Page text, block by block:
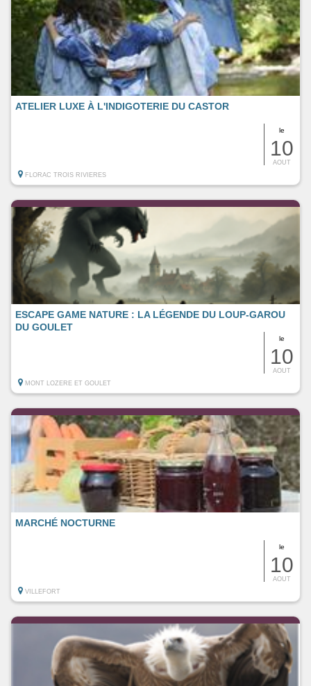
le
10
AOUT
ATELIER LUXE À L'INDIGOTERIE DU CASTOR
FLORAC TROIS RIVIERES
le
10
AOUT
ESCAPE GAME NATURE : LA LÉGENDE DU LOUP-GAROU
DU GOULET
MONT LOZERE ET GOULET
le
10
AOUT
MARCHÉ NOCTURNE
VILLEFORT